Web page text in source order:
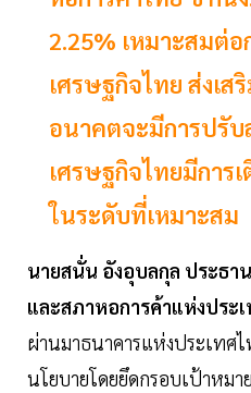
2.25% เหมาะสมต่
เศรษฐกิจไทย ส่งเส
อนาคตจะมีการปรับ
เศรษฐกิจไทยมีการ
ในระดับที่เหมาะสม
นายสนั่น อังอุบลกุล ประธา
และสภาหอการค้าแห่งประ
ผ่านมาธนาคารแห่งประเทศ
นโยบายโดยยึดกรอบเป้าหมา